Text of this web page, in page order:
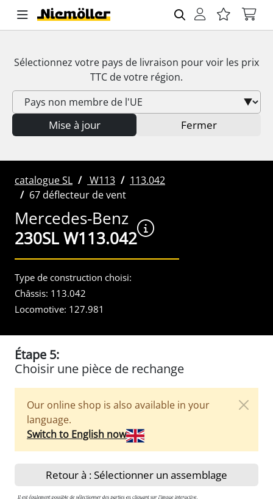
Sélectionnez votre pays de livraison pour voir les prix
TTC de votre région.
Mise à jour Fermer
catalogue SL W113
113.042
67 déflecteur de vent
Mercedes-Benz
230SL W113.042
Type de construction choisi:
Châssis: 113.042
Locomotive: 127.981
Étape 5:
Choisir une pièce de rechange
Our online shop is also available in your
language.
Switch to English now
Retour à : Sélectionner un assemblage